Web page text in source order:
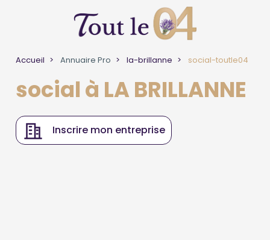
Accueil Annuaire Pro la-brillanne social-toutle04
social à LA BRILLANNE
Inscrire mon entreprise